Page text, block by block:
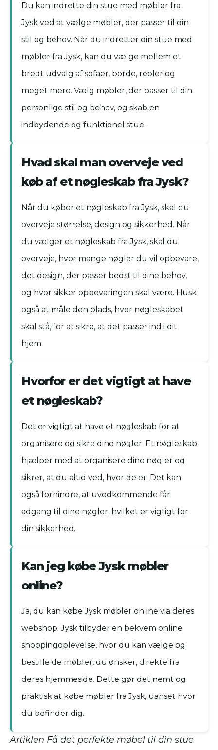
Du kan indrette din stue med møbler fra
Jysk ved at vælge møbler, der passer til din
stil og behov. Når du indretter din stue med
møbler fra Jysk, kan du vælge mellem et
bredt udvalg af sofaer, borde, reoler og
meget mere. Vælg møbler, der passer til din
personlige stil og behov, og skab en
indbydende og funktionel stue.
Hvad skal man overveje ved
køb af et nøgleskab fra Jysk?
Når du køber et nøgleskab fra Jysk, skal du
overveje størrelse, design og sikkerhed. Når
du vælger et nøgleskab fra Jysk, skal du
overveje, hvor mange nøgler du vil opbevare,
det design, der passer bedst til dine behov,
og hvor sikker opbevaringen skal være. Husk
også at måle den plads, hvor nøgleskabet
skal stå, for at sikre, at det passer ind i dit
hjem.
Hvorfor er det vigtigt at have
et nøgleskab?
Det er vigtigt at have et nøgleskab for at
organisere og sikre dine nøgler. Et nøgleskab
hjælper med at organisere dine nøgler og
sikrer, at du altid ved, hvor de er. Det kan
også forhindre, at uvedkommende får
adgang til dine nøgler, hvilket er vigtigt for
din sikkerhed.
Kan jeg købe Jysk møbler
online?
Ja, du kan købe Jysk møbler online via deres
webshop. Jysk tilbyder en bekvem online
shoppingoplevelse, hvor du kan vælge og
bestille de møbler, du ønsker, direkte fra
deres hjemmeside. Dette gør det nemt og
praktisk at købe møbler fra Jysk, uanset hvor
du befinder dig.
Artiklen Få det perfekte møbel til din stue